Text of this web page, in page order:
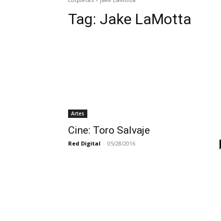
Tag: Jake LaMotta
Artes
Cine: Toro Salvaje
Red Digital - 05/28/2016